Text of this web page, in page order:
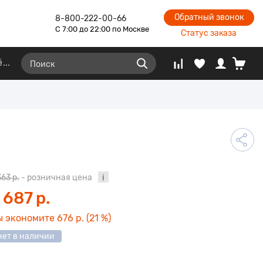
8-800-222-00-66
С 7:00 до 22:00 по Москве
Обратный звонок
Статус заказа
р. - розничная цена
687 р.
экономите 676 р. (21 %)
в наличии